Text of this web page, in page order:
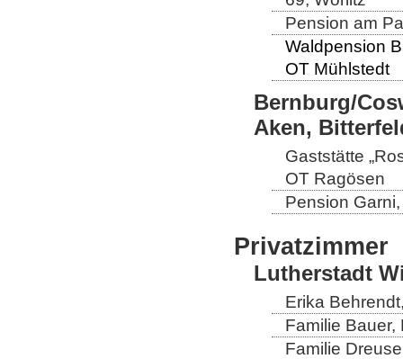
Pension am
Waldpension
OT Mühlstedt
Bernburg/
Aken,
Gaststätte
OT Ragösen
Pension
Privatzimmer
Lutherstadt
Erika
Familie
Familie